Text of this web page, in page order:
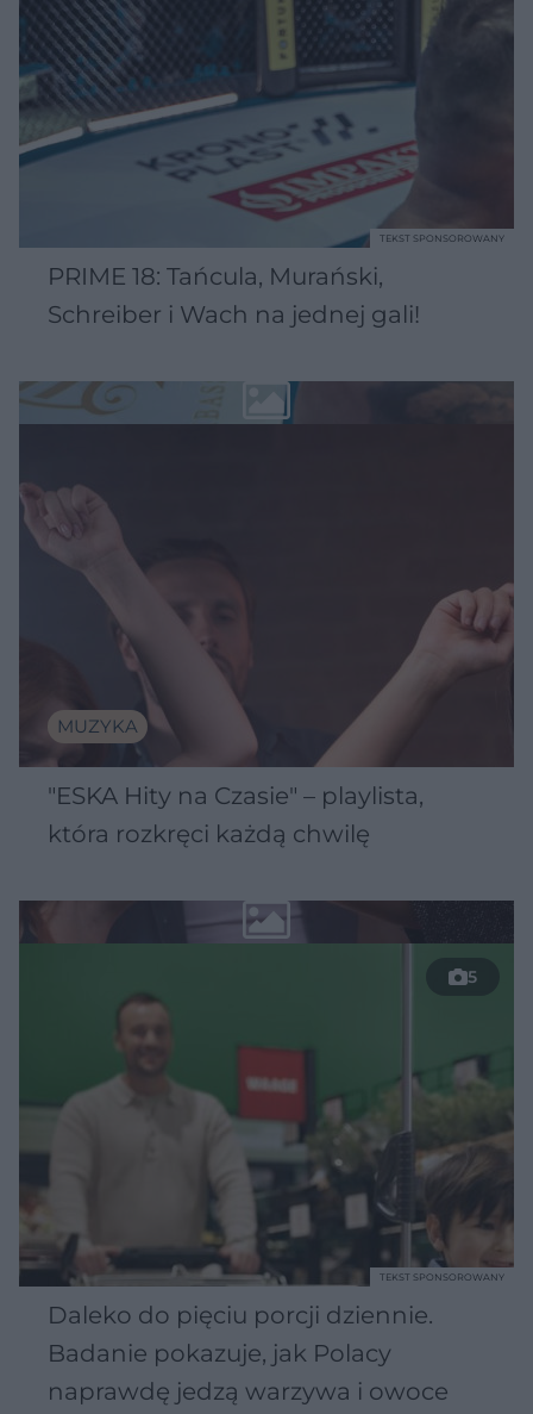
PRIME 18: Tańcula, Murański,
Schreiber i Wach na jednej gali!
TEKST SPONSOROWANY
MUZYKA
"ESKA Hity na Czasie" – playlista,
która rozkręci każdą chwilę
5
Daleko do pięciu porcji dziennie.
Badanie pokazuje, jak Polacy
naprawdę jedzą warzywa i owoce
TEKST SPONSOROWANY